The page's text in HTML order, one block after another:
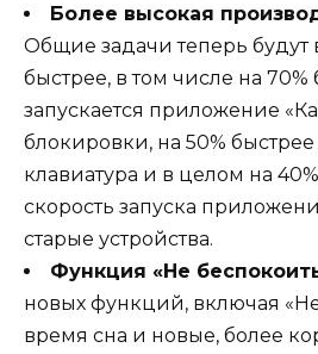
Более высокая
Общие задачи теперь будут
быстрее, в том числе на 70%
запускается приложение
блокировки, на 50% быстрее
клавиатура и в целом на
скорость запуска
старые устройства.
Функция «Не
новых функций, включая
время сна и новые, более